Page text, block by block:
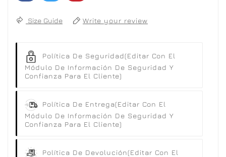
Size Guide Write your review
Política De Seguridad(editar Con El
Módulo De Información De Seguridad Y
Confianza Para El Cliente)
Política De Entrega(editar Con El
Módulo De Información De Seguridad Y
Confianza Para El Cliente)
Política De Devolución(editar Con El